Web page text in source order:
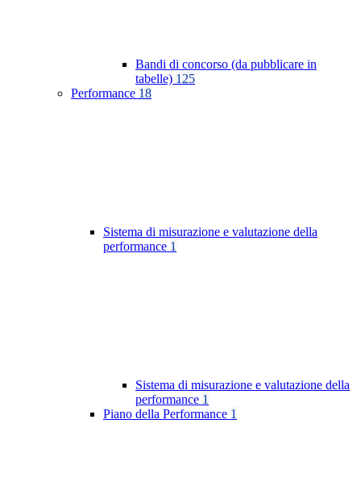
Bandi di concorso (da pubblicare in
tabelle) 125
Performance 18
Sistema di misurazione e valutazione della
performance 1
Sistema di misurazione e valutazione della
performance 1
Piano della Performance 1